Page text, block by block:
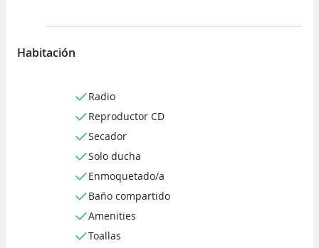
Habitación
Radio
Reproductor CD
Secador
Solo ducha
Enmoquetado/a
Baño compartido
Amenities
Toallas